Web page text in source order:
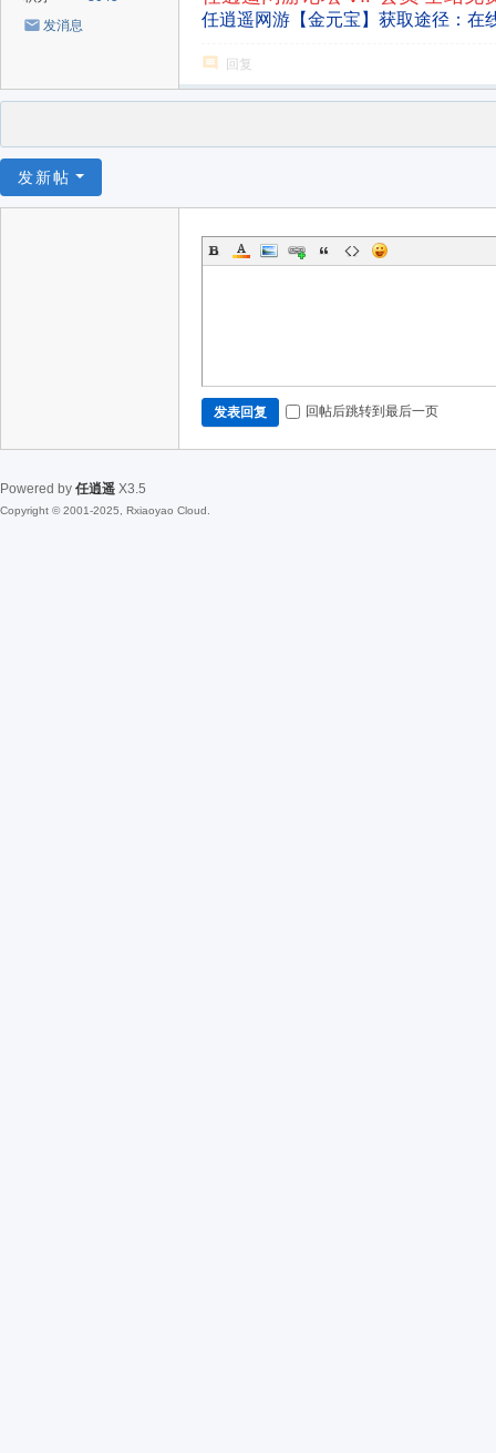
发消息
任逍遥网游【金元宝】获取途径：在
回复
发新帖
发表回复 回帖后跳转到最后一页
Powered by 任逍遥 X3.5
Copyright © 2001-2025, Rxiaoyao Cloud.